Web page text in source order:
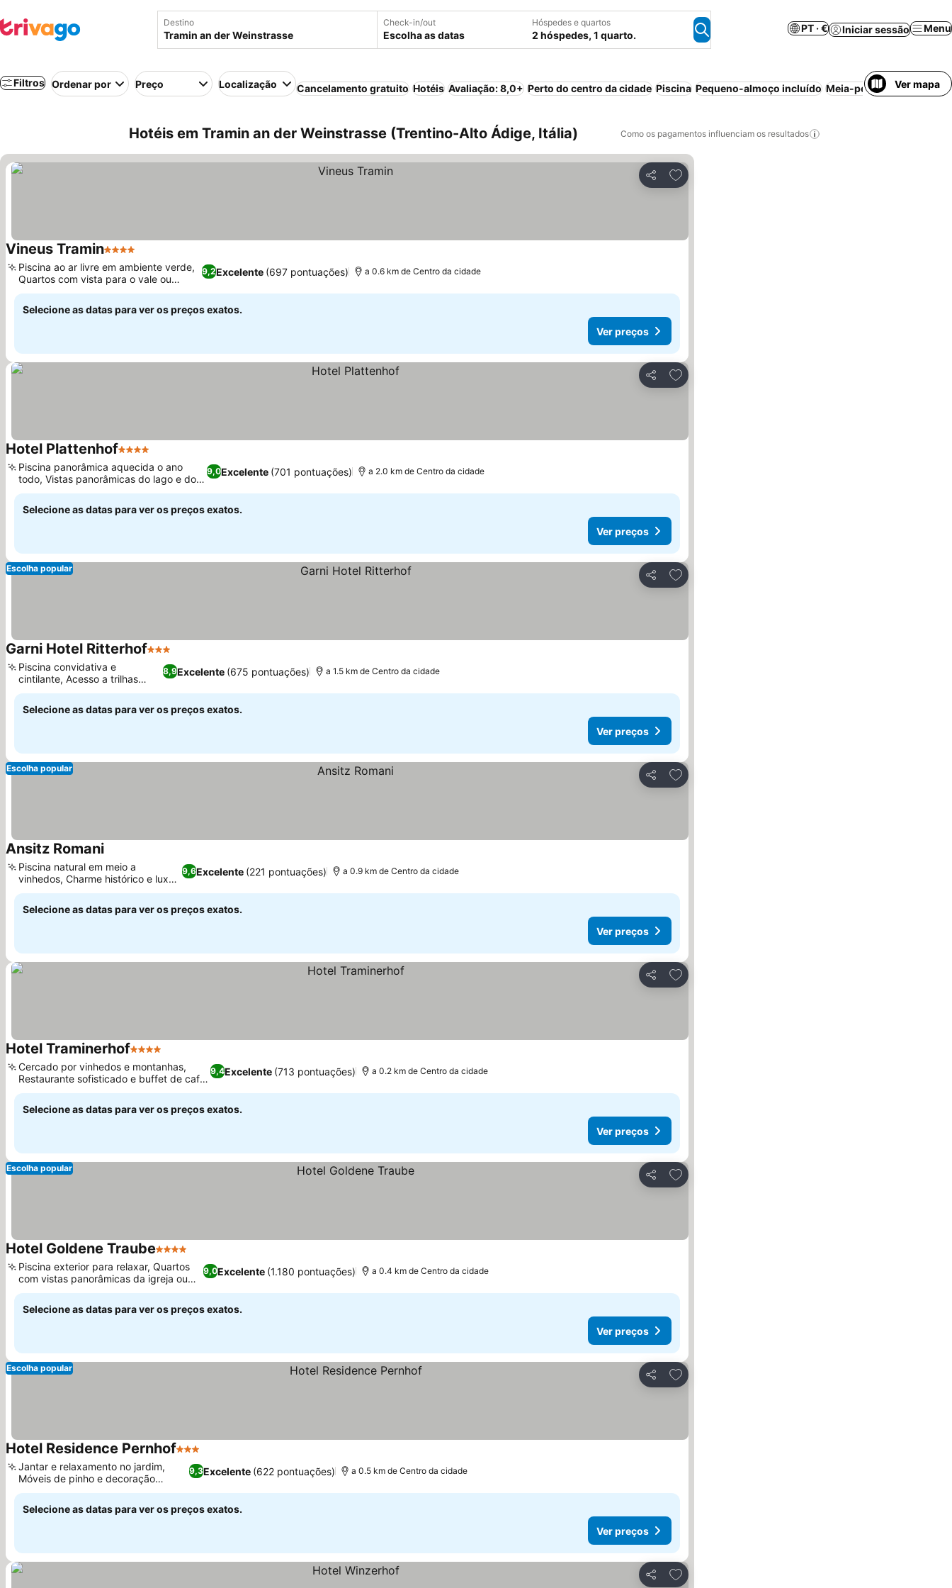
Destino Check-in/out
Escolha as datas
Hóspedes e quartos
2 hóspedes, 1 quarto.
PT · € Iniciar sessão Menu
Filtros Ordenar por Preço Localização Cancelamento gratuito Hotéis Avaliação: 8,0+ Perto do centro da cidade Piscina Pequeno-almoço incluído Meia-pensão Ver mapa
Hotéis em Tramin an der Weinstrasse (Trentino-Alto Ádige, Itália) Como os pagamentos influenciam os resultados
Partilhar
Adicionar aos favoritos
Vineus Tramin4 Estrelas
9,2Excelente (697 pontuações)
Piscina ao ar livre em ambiente verde,
Quartos com vista para o vale ou
montanha
a 0.6 km de Centro da cidade
Selecione as datas para ver os preços exatos.
Ver preços
Partilhar
Adicionar aos favoritos
Hotel Plattenhof4 Estrelas
9,0Excelente (701 pontuações)
Piscina panorâmica aquecida o ano
todo, Vistas panorâmicas do lago e dos
vinhedos
a 2.0 km de Centro da cidade
Selecione as datas para ver os preços exatos.
Ver preços
Partilhar
Adicionar aos favoritos
Escolha popular
Garni Hotel Ritterhof3 Estrelas
8,9Excelente (675 pontuações)
Piscina convidativa e
cintilante, Acesso a trilhas
pitorescas
a 1.5 km de Centro da cidade
Selecione as datas para ver os preços exatos.
Ver preços
Partilhar
Adicionar aos favoritos
Escolha popular
Ansitz RomaniVer preços
9,6Excelente (221 pontuações)
Piscina natural em meio a
vinhedos, Charme histórico e luxo
moderno
a 0.9 km de Centro da cidade
Selecione as datas para ver os preços exatos.
Ver preços
Partilhar
Adicionar aos favoritos
Hotel Traminerhof4 Estrelas
9,4Excelente (713 pontuações)
Cercado por vinhedos e montanhas,
Restaurante sofisticado e buffet de café
da manhã
a 0.2 km de Centro da cidade
Selecione as datas para ver os preços exatos.
Ver preços
Partilhar
Adicionar aos favoritos
Escolha popular
Hotel Goldene Traube4 Estrelas
9,0Excelente (1.180 pontuações)
Piscina exterior para relaxar, Quartos
com vistas panorâmicas da igreja ou
montanha
a 0.4 km de Centro da cidade
Selecione as datas para ver os preços exatos.
Ver preços
Partilhar
Adicionar aos favoritos
Escolha popular
Hotel Residence Pernhof3 Estrelas
9,3Excelente (622 pontuações)
Jantar e relaxamento no jardim,
Móveis de pinho e decoração
acolhedora
a 0.5 km de Centro da cidade
Selecione as datas para ver os preços exatos.
Ver preços
Partilhar
Adicionar aos favoritos